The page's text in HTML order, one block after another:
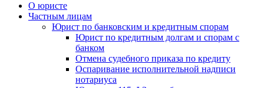
О юристе
Частным лицам
Юрист по банковским и кредитным спорам
Юрист по кредитным долгам и спорам с
банком
Отмена судебного приказа по кредиту
Оспаривание исполнительной надписи
нотариуса